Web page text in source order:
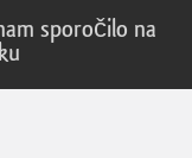
sporočilo na